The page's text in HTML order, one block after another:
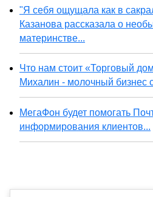
"Я себя ощущала как в
Казанова рассказала о
материнстве...
Что нам стоит «Торговый
Михалин - молочный бизнес
МегаФон будет помогать
информирования клиентов...